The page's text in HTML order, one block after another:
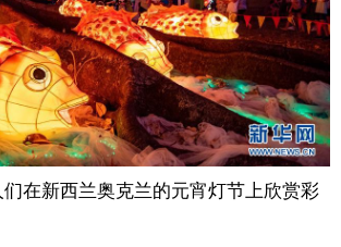
能源 房产 公司
视频 彩票 食品
健康 信息化 数据
公益
新西兰奥克兰的元宵灯节上欣赏彩